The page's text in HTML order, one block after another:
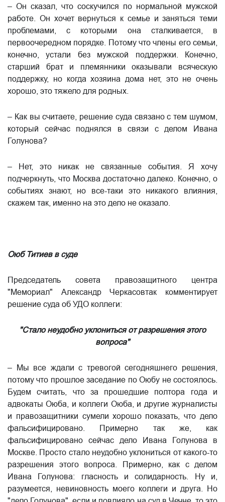
– Он сказал, что соскучился по нормальной мужской
работе. Он хочет вернуться к семье и заняться теми
проблемами, с которыми она сталкивается, в
первоочередном порядке. Потому что члены его семьи,
конечно, устали без мужской поддержки. Конечно,
старший брат и племянники оказывали всяческую
поддержку, но когда хозяина дома нет, это не очень
хорошо, это тяжело для родных.
– Как вы считаете, решение суда связано с тем шумом,
который сейчас поднялся в связи с делом Ивана
Голунова?
– Нет, это никак не связанные события. Я хочу
подчеркнуть, что Москва достаточно далеко. Конечно, о
событиях знают, но все-таки это никакого влияния,
скажем так, именно на это дело не оказало.
Оюб Титиев в суде
Председатель совета правозащитного центра
"Мемориал" Александр Черкасовтак комментирует
решение суда об УДО коллеги:
"Стало неудобно уклониться от разрешения этого
вопроса"
– Мы все ждали с тревогой сегодняшнего решения,
потому что прошлое заседание по Оюбу не состоялось.
Будем считать, что за прошедшие полтора года и
адвокаты Оюба, и коллеги Оюба, и другие журналисты
и правозащитники сумели хорошо показать, что дело
фальсифицировано. Примерно так же, как
фальсифицировано сейчас дело Ивана Голунова в
Москве. Просто стало неудобно уклониться от какого-то
разрешения этого вопроса. Примерно, как с делом
Ивана Голунова: гласность и солидарность. Ну и,
разумеется, невиновность моего коллеги и друга. Но